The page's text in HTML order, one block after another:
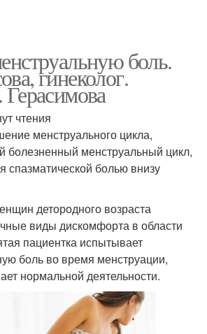
боль.
гинеколог.
чтения
менструального цикла,
болезненный менструальный цикл,
спазматической болью внизу
детородного возраста
виды дискомфорта в области
пациентка испытывает
боль во время менструации,
нормальной деятельности.